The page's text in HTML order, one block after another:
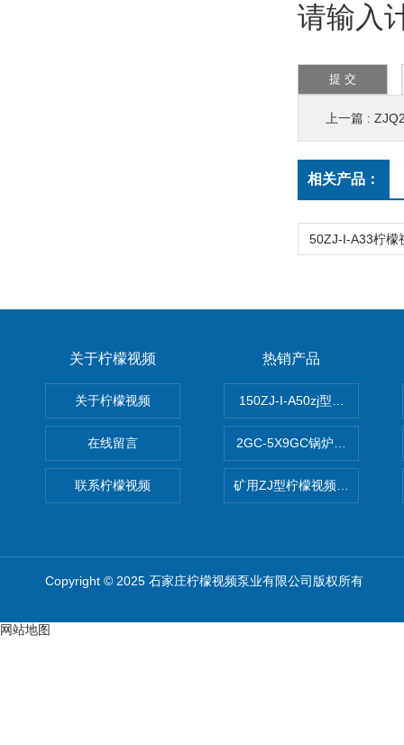
请输入
上一篇 :
相关产品：
关于柠檬视频
关于柠檬视频
在线留言
联系柠檬视频
热销产品
150ZJ-I-A50zj型柠檬视频
2GC-5X9GC锅炉给水泵 给水
矿用ZJ型柠檬视频app污版下
Copyright © 2025 石家庄柠檬视频泵业有限公司版权所有
网站地图